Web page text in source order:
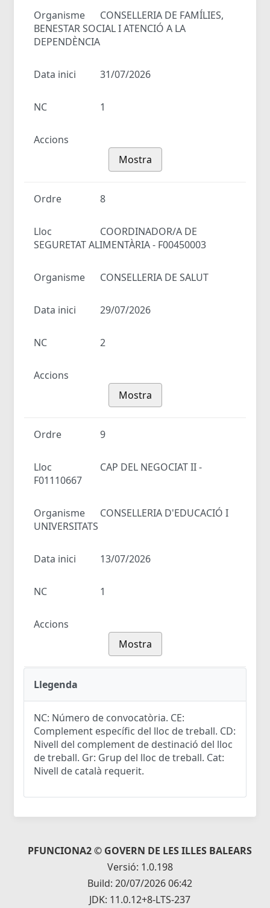
Organisme
CONSELLERIA DE FAMÍLIES,
BENESTAR SOCIAL I ATENCIÓ A LA
DEPENDÈNCIA
Data inici 31/07/2026
NC 1
Accions
Mostra
Ordre 8
Lloc
COORDINADOR/A DE
SEGURETAT ALIMENTÀRIA - F00450003
Organisme CONSELLERIA DE SALUT
Data inici 29/07/2026
NC 2
Accions
Mostra
Ordre 9
Lloc
CAP DEL NEGOCIAT II -
F01110667
Organisme
CONSELLERIA D'EDUCACIÓ I
UNIVERSITATS
Data inici 13/07/2026
NC 1
Accions
Mostra
Llegenda
NC: Número de convocatòria. CE:
Complement específic del lloc de treball. CD:
Nivell del complement de destinació del lloc
de treball. Gr: Grup del lloc de treball. Cat:
Nivell de català requerit.
PFUNCIONA2 © GOVERN DE LES ILLES BALEARS
Versió: 1.0.198
Build: 20/07/2026 06:42
JDK: 11.0.12+8-LTS-237